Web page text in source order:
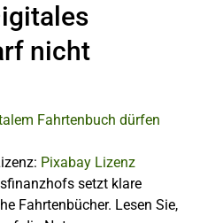
nicht
Pixabay Lizenz
setzt klare
Fahrtenbücher. Lesen Sie,